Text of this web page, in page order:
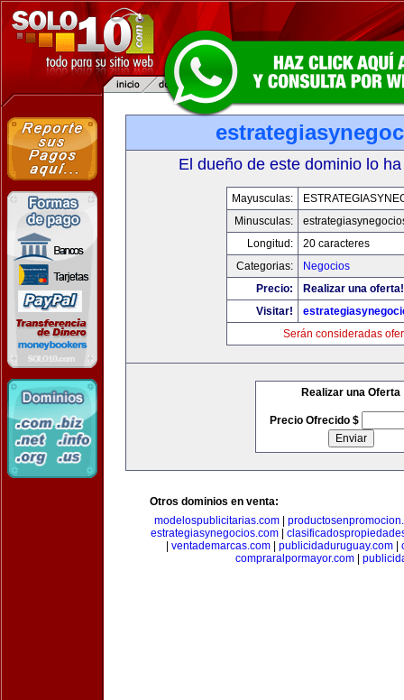
El dueño de este dominio lo
Mayusculas:
Minusculas:
Longitud:
20 caracteres
Categorias:
Negocios
Precio:
Realizar una oferta!
Visitar!
Serán consideradas
Realizar una Oferta
Precio Ofrecido $
Otros dominios en venta:
modelospublicitarias.com
estrategiasynegocios.com|
ventademarcas.com publicidaduruguay.com
compraralpormayor.com